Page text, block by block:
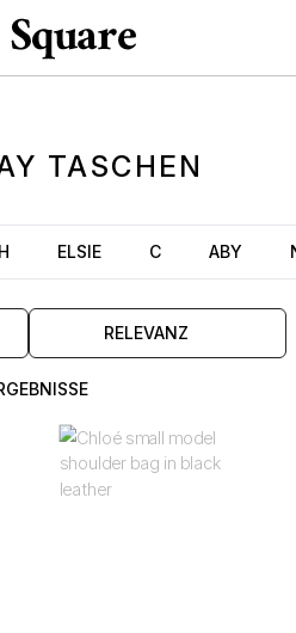
TASCHEN
ELSIE C ABY
RELEVANZ